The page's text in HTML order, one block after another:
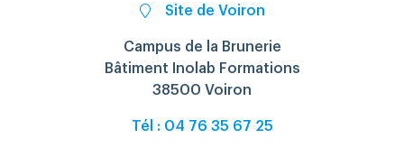
Site de Voiron
Campus de la Brunerie
Bâtiment Inolab Formations
38500 Voiron
Tél : 04 76 35 67 25